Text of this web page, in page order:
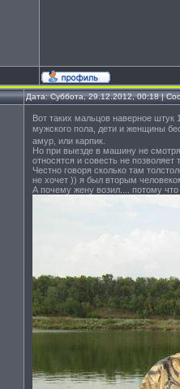
Дата: Суббота, 29.12.2012, 00:18 |
Вот таких мальцов наверное штук
мужского пола, дети и женщины
амур, или карпик.
Но при выезде в машину не
относятся и совесть не
Честно говоря сколько там
не хочет )) я был вторым
А почему жену возил.... потому